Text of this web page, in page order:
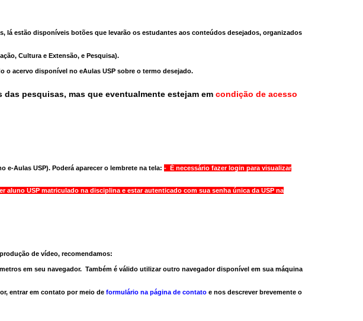
lá estão disponíveis botões que levarão os estudantes aos conteúdos desejados, organizados
Cultura e Extensão, e Pesquisa).
o acervo disponível no eAulas USP sobre o termo desejado.
pesquisas, mas que eventualmente estejam em condição de acesso
e-Aulas USP). Poderá aparecer o lembrete na tela: - É necessário fazer login para visualizar
aluno USP matriculado na disciplina e estar autenticado com sua senha única da USP na
de vídeo, recomendamos:
em seu navegador. Também é válido utilizar outro navegadordisponível em sua máquina
entrar em contato por meio de formulário na página de contato e nos descrever brevemente o